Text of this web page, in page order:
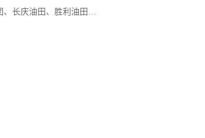
、长庆油田、胜利油田…